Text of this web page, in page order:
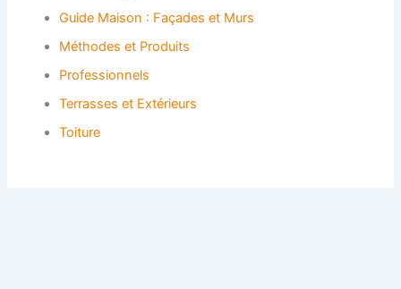
Guide Maison : Façades et Murs
Méthodes et Produits
Professionnels
Terrasses et Extérieurs
Toiture